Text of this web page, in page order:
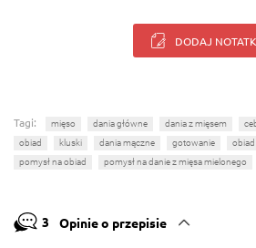
DODAJ
Tagi: mięso dania główne dania z mięsem
obiad
kluski dania mączne gotowanie
obiad
pomysł na obiad
pomysł na danie z mięsa mielonego
3 Opinie o przepisie